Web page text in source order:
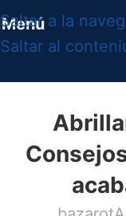
Saltar a la
Saltar al
Menú